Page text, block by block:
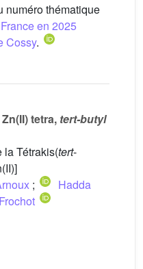
numéro thématique
en 2025
Cossy.
tetra, tert-butyl
la Tétrakis(tert-
;
Hadda